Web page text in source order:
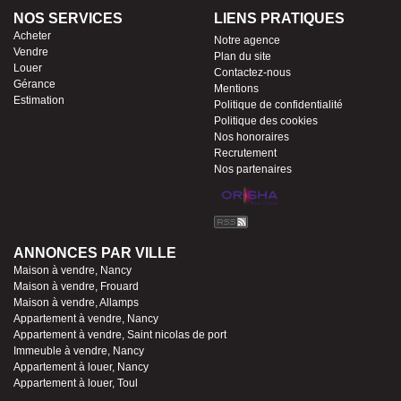
NOS SERVICES
Acheter
Vendre
Louer
Gérance
Estimation
LIENS PRATIQUES
Notre agence
Plan du site
Contactez-nous
Mentions
Politique de confidentialité
Politique des cookies
Nos honoraires
Recrutement
Nos partenaires
ANNONCES PAR VILLE
Maison à vendre, Nancy
Maison à vendre, Frouard
Maison à vendre, Allamps
Appartement à vendre, Nancy
Appartement à vendre, Saint nicolas de port
Immeuble à vendre, Nancy
Appartement à louer, Nancy
Appartement à louer, Toul